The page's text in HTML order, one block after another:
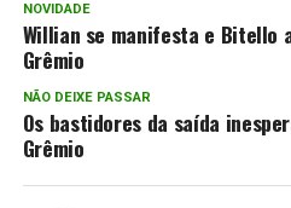
NOVIDADE
Willian se manifesta e Bitello
Grêmio
NÃO DEIXE PASSAR
Os bastidores da saída
Grêmio